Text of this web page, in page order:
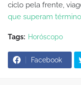
ciclo pela frente,
que superam
Tags: Horóscopo
Facebook